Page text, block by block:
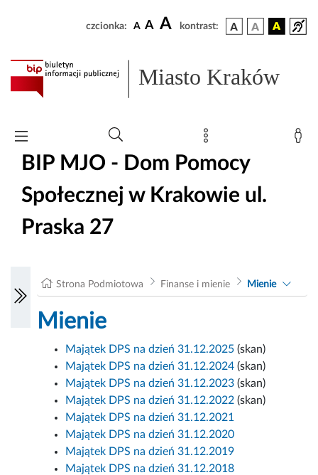
czcionka: A A A kontrast:
Miasto Kraków
BIP MJO - Dom Pomocy
Społecznej w Krakowie ul.
Praska 27
Strona Podmiotowa Finanse i mienie Mienie
Mienie
Majątek DPS na dzień 31.12.2025 (skan)
Majątek DPS na dzień 31.12.2024 (skan)
Majątek DPS na dzień 31.12.2023 (skan)
Majątek DPS na dzień 31.12.2022 (skan)
Majątek DPS na dzień 31.12.2021
Majątek DPS na dzień 31.12.2020
Majątek DPS na dzień 31.12.2019
Majątek DPS na dzień 31.12.2018